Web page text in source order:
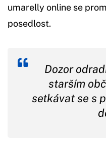
umarelly online se
posedlost.
Dozor
starším
setkávat se s